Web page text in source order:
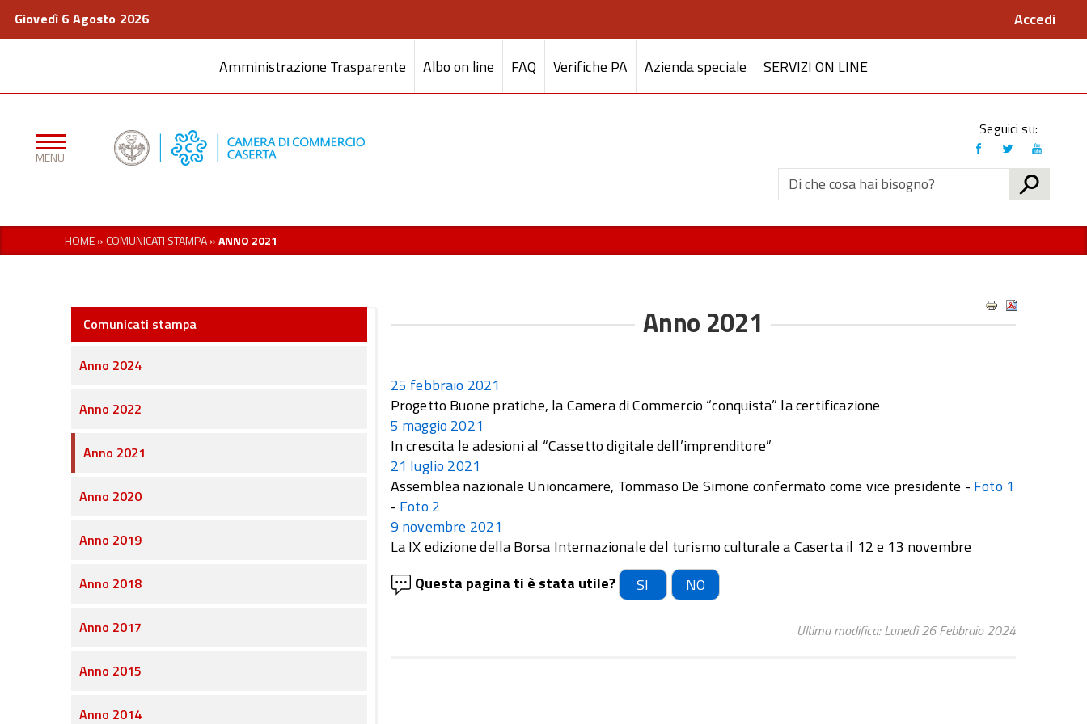
Giovedì 6 Agosto 2026 Accedi
social
Seguici su:
Amministrazione Trasparente Albo on line FAQ Verifiche PA Azienda speciale SERVIZI ON LINE
HOME»COMUNICATI STAMPA»ANNO 2021
Comunicati stampa
Anno 2024
Anno 2022
Anno 2021
Anno 2020
Anno 2019
Anno 2018
Anno 2017
Anno 2015
Anno 2014
Anno 2021
25 febbraio 2021
Progetto Buone pratiche, la Camera di Commercio “conquista” la certificazione
5 maggio 2021
In crescita le adesioni al “Cassetto digitale dell’imprenditore”
21 luglio 2021
Assemblea nazionale Unioncamere, Tommaso De Simone confermato come vice presidente - Foto 1
- Foto 2
9 novembre 2021
La IX edizione della Borsa Internazionale del turismo culturale a Caserta il 12 e 13 novembre
Questa pagina ti è stata utile?
SI NO
Ultima modifica: Lunedì 26 Febbraio 2024